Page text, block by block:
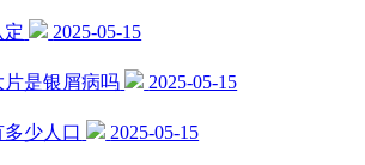
定 2025-05-15
是银屑病吗 2025-05-15
少人口 2025-05-15